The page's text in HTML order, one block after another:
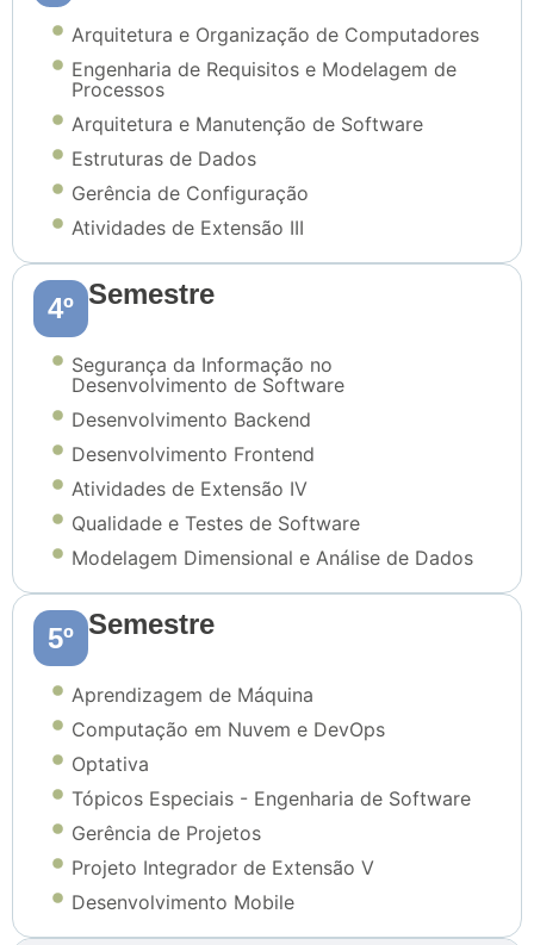
Arquitetura e Organização de Computadores
Engenharia de Requisitos e Modelagem de
Processos
Arquitetura e Manutenção de Software
Estruturas de Dados
Gerência de Configuração
Atividades de Extensão III
4º Semestre
Segurança da Informação no
Desenvolvimento de Software
Desenvolvimento Backend
Desenvolvimento Frontend
Atividades de Extensão IV
Qualidade e Testes de Software
Modelagem Dimensional e Análise de Dados
5º Semestre
Aprendizagem de Máquina
Computação em Nuvem e DevOps
Optativa
Tópicos Especiais - Engenharia de Software
Gerência de Projetos
Projeto Integrador de Extensão V
Desenvolvimento Mobile